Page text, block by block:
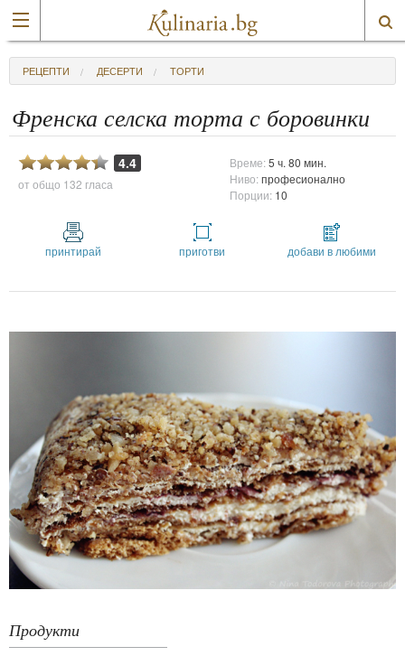
РЕЦЕПТИ ДЕСЕРТИ ТОРТИ
Френска селска торта с боровинки
4.4
от общо 132 гласа
Време:5 ч. 80 мин.
Ниво:професионално
Порции: 10
принтирай приготви добави в любими
Продукти